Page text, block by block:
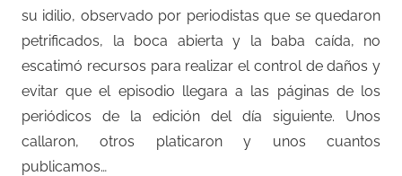
su idilio, observado por periodistas que se quedaron
petrificados, la boca abierta y la baba caída, no
escatimó recursos para realizar el control de daños y
evitar que el episodio llegara a las páginas de los
periódicos de la edición del día siguiente. Unos
callaron, otros platicaron y unos cuantos
publicamos…